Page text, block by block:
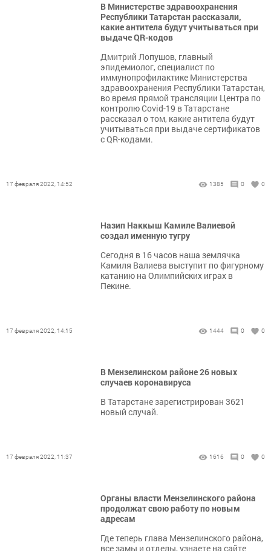
В Министерстве здравоохранения
Республики Татарстан рассказали,
какие антитела будут учитываться при
выдаче QR-кодов
Дмитрий Лопушов, главный
эпидемиолог, специалист по
иммунопрофилактике Министерства
здравоохранения Республики Татарстан,
во время прямой трансляции Центра по
контролю Covid-19 в Татарстане
рассказал о том, какие антитела будут
учитываться при выдаче сертификатов
с QR-кодами.
17 февраля 2022, 14:52 1385 0 0
Назип Наккыш Камиле Валиевой
создал именную тугру
Сегодня в 16 часов наша землячка
Камиля Валиева выступит по фигурному
катанию на Олимпийских играх в
Пекине.
17 февраля 2022, 14:15 1444 0 0
В Мензелинском районе 26 новых
случаев коронавируса
В Татарстане зарегистрирован 3621
новый случай.
17 февраля 2022, 11:37 1616 0 0
Органы власти Мензелинского района
продолжат свою работу по новым
адресам
Где теперь глава Мензелинского района,
все замы и отделы, узнаете на сайте